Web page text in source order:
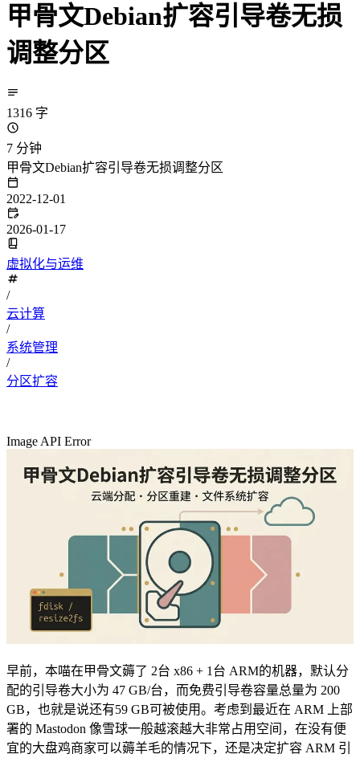
甲骨文Debian扩容引导卷无损
调整分区
1316 字
7 分钟
甲骨文Debian扩容引导卷无损调整分区
2022-12-01
2026-01-17
虚拟化与运维
/
云计算
/
系统管理
/
分区扩容
Image API Error
早前，本喵在甲骨文薅了 2台 x86 + 1台 ARM的机器，默认分
配的引导卷大小为 47 GB/台，而免费引导卷容量总量为 200
GB，也就是说还有59 GB可被使用。考虑到最近在 ARM 上部
署的 Mastodon 像雪球一般越滚越大非常占用空间，在没有便
宜的大盘鸡商家可以薅羊毛的情况下，还是决定扩容 ARM 引